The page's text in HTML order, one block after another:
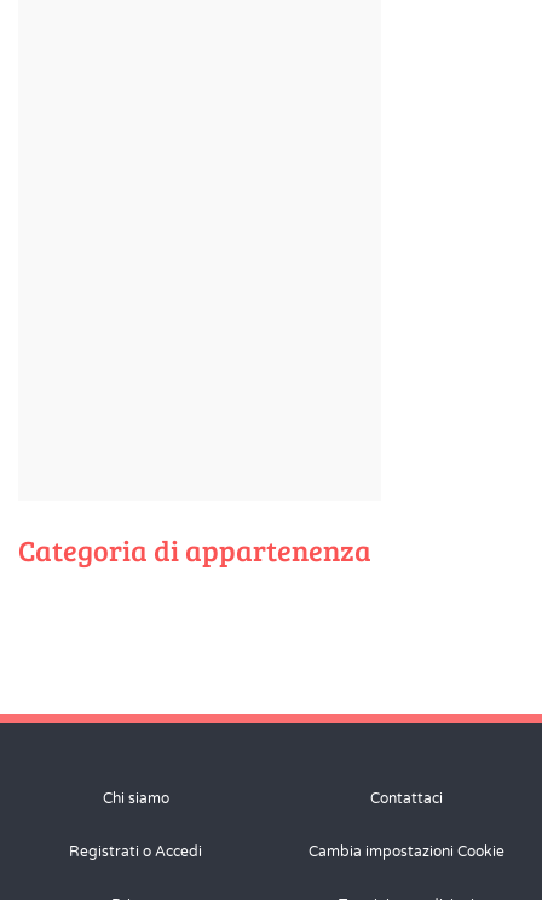
Categoria di appartenenza
Chi siamo Contattaci
Registrati o Accedi Cambia impostazioni Cookie